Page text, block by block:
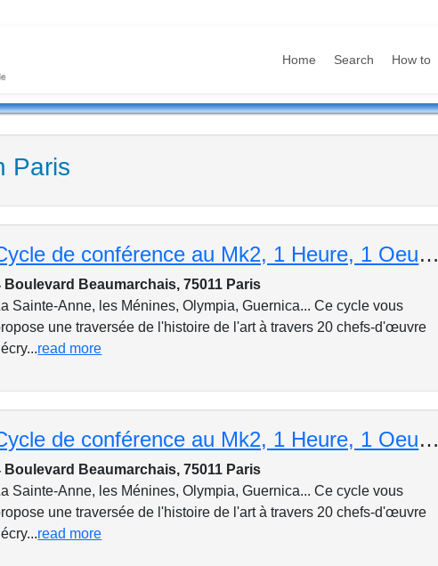
Home Search How to
Paris
Cycle de conférence au Mk2, 1 Heure, 1 Oeuvre : Edouard Manet, « Olympia », 1863
Boulevard Beaumarchais, 75011 Paris
Sainte-Anne, les Ménines, Olympia, Guernica... Ce cycle vous
une traversée de l'histoire de l'art à travers 20 chefs-d'œuvre
read more
Cycle de conférence au Mk2, 1 Heure, 1 Oeuvre : Francisco Goya, « El tres de mayo de 1808 », 1814
Boulevard Beaumarchais, 75011 Paris
Sainte-Anne, les Ménines, Olympia, Guernica... Ce cycle vous
une traversée de l'histoire de l'art à travers 20 chefs-d'œuvre
read more